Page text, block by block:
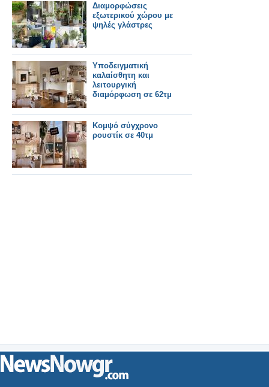
Διαμορφώσεις
εξωτερικού χώρου με
ψηλές γλάστρες
Υποδειγματική
καλαίσθητη και
λειτουργική
διαμόρφωση σε 62τμ
Κομψό σύγχρονο
ρουστίκ σε 40τμ